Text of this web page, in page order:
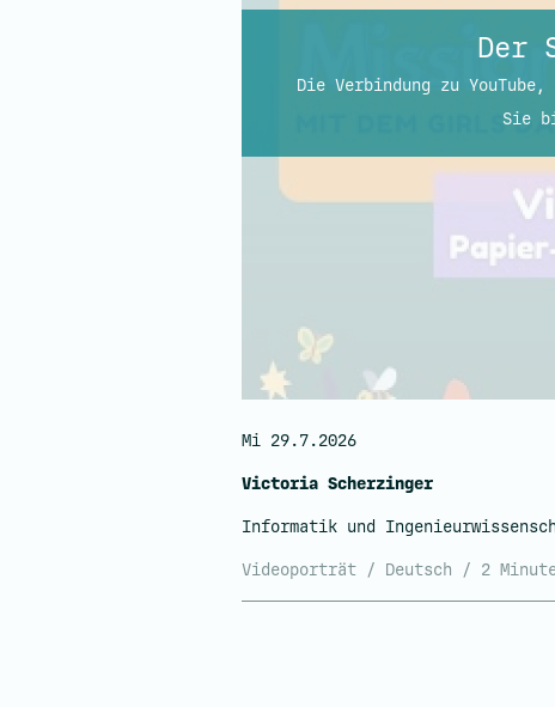
Der
Die Verbindung zu
Sie
Mi 29.7.2026
Victoria Scherzinger
Informatik und
Videoporträt / Deutsch / 2